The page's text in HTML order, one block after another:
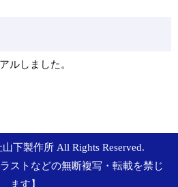
ルしました。
下製作所 All Rights Reserved.
ストなどの無断複写・転載を禁じ
ます】